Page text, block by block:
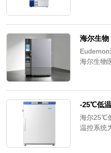
率高，
储，具备
研场景
案。
海尔生物
-25℃低
海尔25℃
温控系统